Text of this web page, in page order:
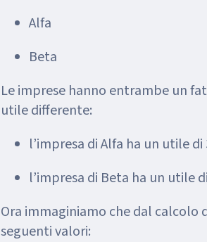
Alfa
Beta
Le imprese hanno entrambe un
utile differente:
l’impresa di Alfa ha un utile di
l’impresa di Beta ha un utile
Ora immaginiamo che dal calcolo
seguenti valori: